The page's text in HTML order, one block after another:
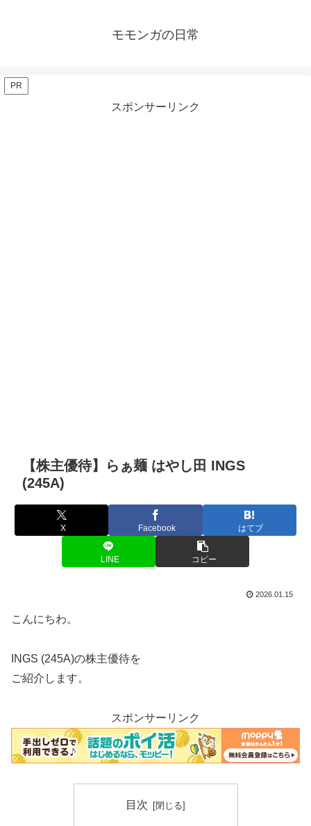
モモンガの日常
PR
スポンサーリンク
【株主優待】らぁ麺 はやし田 INGS
(245A)
X Facebook はてブ
LINE コピー
2026.01.15
こんにちわ。
INGS (245A)の株主優待を
ご紹介します。
スポンサーリンク
目次